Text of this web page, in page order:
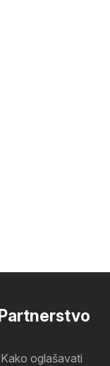
Partnerstvo
Kako oglašavati